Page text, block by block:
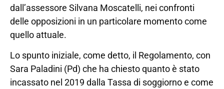
dall’assessore Silvana Moscatelli, nei confronti
delle opposizioni in un particolare momento come
quello attuale.
Lo spunto iniziale, come detto, il Regolamento, con
Sara Paladini (Pd) che ha chiesto quanto è stato
incassato nel 2019 dalla Tassa di soggiorno e come